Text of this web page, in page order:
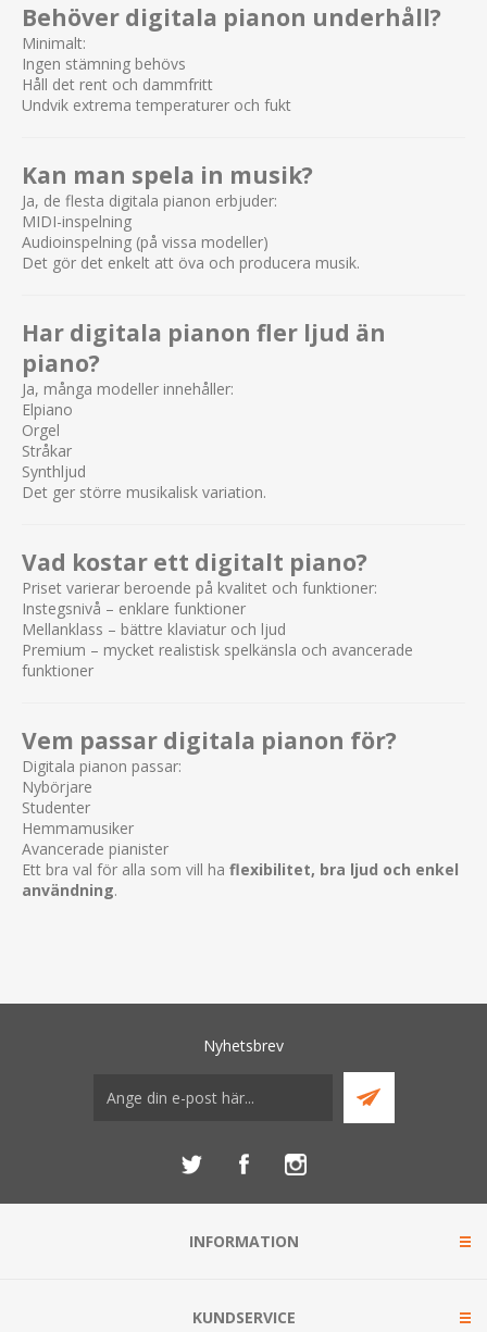
Behöver digitala pianon underhåll?
Minimalt:
Ingen stämning behövs
Håll det rent och dammfritt
Undvik extrema temperaturer och fukt
Kan man spela in musik?
Ja, de flesta digitala pianon erbjuder:
MIDI-inspelning
Audioinspelning (på vissa modeller)
Det gör det enkelt att öva och producera musik.
Har digitala pianon fler ljud än
piano?
Ja, många modeller innehåller:
Elpiano
Orgel
Stråkar
Synthljud
Det ger större musikalisk variation.
Vad kostar ett digitalt piano?
Priset varierar beroende på kvalitet och funktioner:
Instegsnivå – enklare funktioner
Mellanklass – bättre klaviatur och ljud
Premium – mycket realistisk spelkänsla och avancerade
funktioner
Vem passar digitala pianon för?
Digitala pianon passar:
Nybörjare
Studenter
Hemmamusiker
Avancerade pianister
Ett bra val för alla som vill ha flexibilitet, bra ljud och enkel
användning.
Nyhetsbrev
INFORMATION
KUNDSERVICE